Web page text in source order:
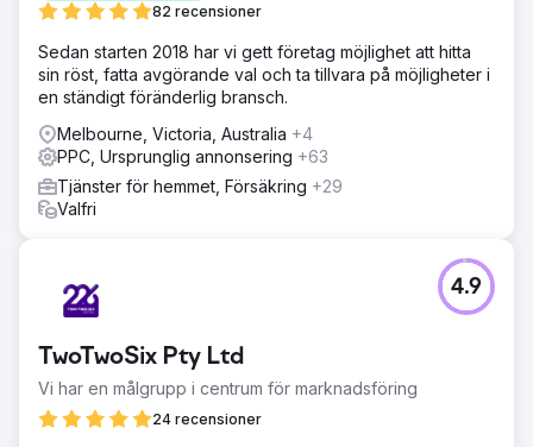
82 recensioner
Sedan starten 2018 har vi gett företag möjlighet att hitta
sin röst, fatta avgörande val och ta tillvara på möjligheter i
en ständigt föränderlig bransch.
Melbourne, Victoria, Australia +4
PPC, Ursprunglig annonsering +63
Tjänster för hemmet, Försäkring +29
Valfri
TwoTwoSix Pty Ltd
Vi har en målgrupp i centrum för marknadsföring
24 recensioner
4.9